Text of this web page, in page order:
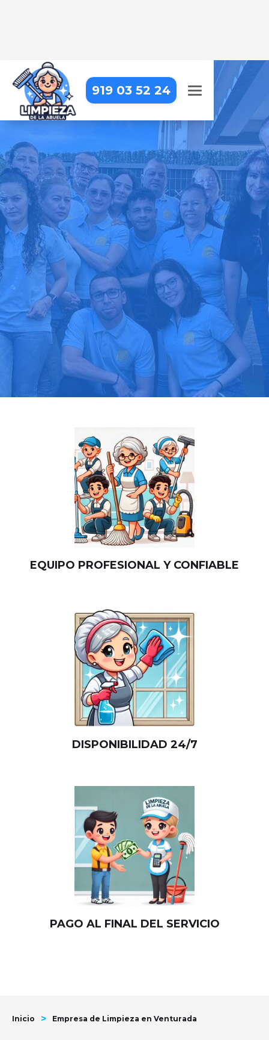
919 03 52 24
EMPRESA DE LIMPIEZA EN
VENTURADA
Llevamos la limpieza profesional
hasta tu puerta, para que puedas
centrarte en lo que realmente
importa
Pide tu presupuesto gratis
Llama hoy: 919 03 52 24
Más de 1000 clientes confían en nosotros
⭐⭐⭐⭐⭐
EQUIPO PROFESIONAL Y CONFIABLE
DISPONIBILIDAD 24/7
PAGO AL FINAL DEL SERVICIO
Inicio > Empresa de Limpieza en Venturada